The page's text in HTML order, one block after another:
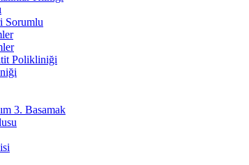
Sorumlu
Polikliniği
3. Basamak